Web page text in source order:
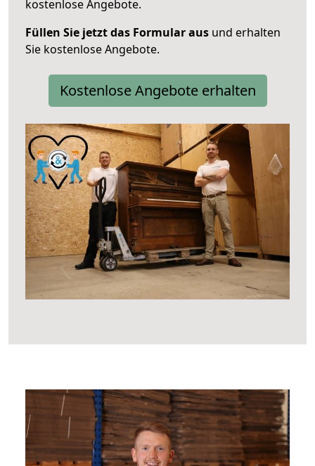
kostenlose Angebote.
Füllen Sie jetzt das Formular aus und erhalten
Sie kostenlose Angebote.
Kostenlose Angebote erhalten